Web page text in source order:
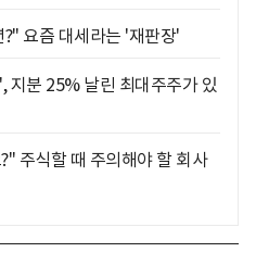
요즘 대세라는 '재판장'
지분 25% 날린 최대주주가 있
주식할 때 주의해야 할 회사